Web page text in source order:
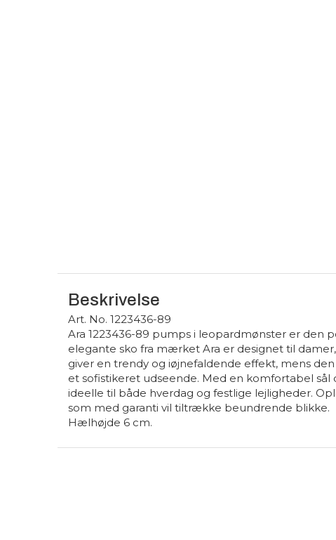
Beskrivelse
Art. No. 1223436-89
Ara 1223436-89 pumps i leopardmønster er den
elegante sko fra mærket Ara er designet til
giver en trendy og iøjnefaldende effekt, mens
et sofistikeret udseende. Med en komfortabel
ideelle til både hverdag og festlige lejligheder.
som med garanti vil tiltrække beundrende blikke.
Hælhøjde 6 cm.